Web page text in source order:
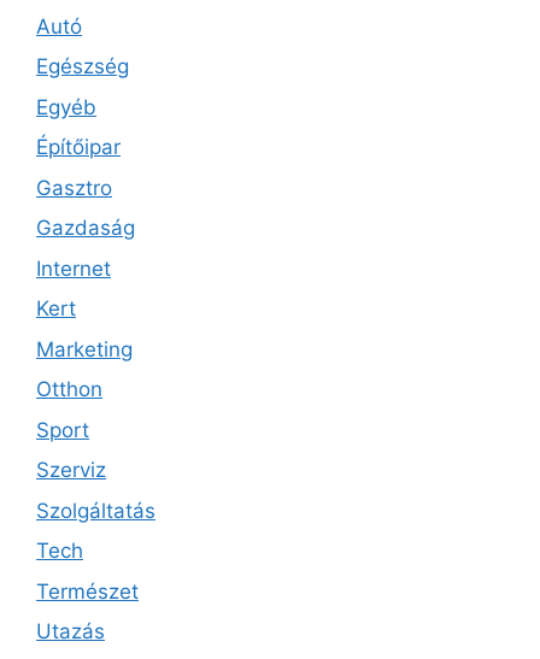
Autó
Egészség
Egyéb
Építőipar
Gasztro
Gazdaság
Internet
Kert
Marketing
Otthon
Sport
Szerviz
Szolgáltatás
Tech
Természet
Utazás